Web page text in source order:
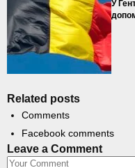
У
Related posts
Comments
Facebook comments
Leave a Comment